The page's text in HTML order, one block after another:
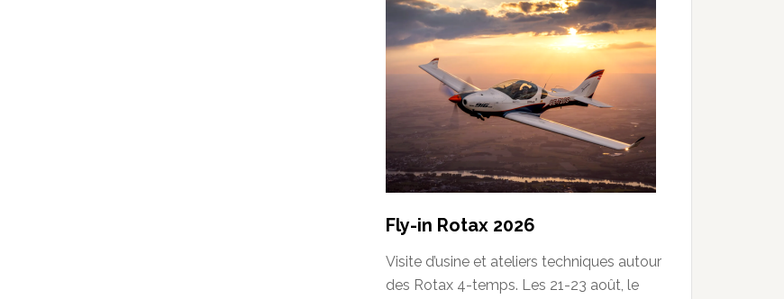
Fly-in Rotax 2026
Visite d’usine et ateliers techniques autour
des Rotax 4-temps. Les 21-23 août, le